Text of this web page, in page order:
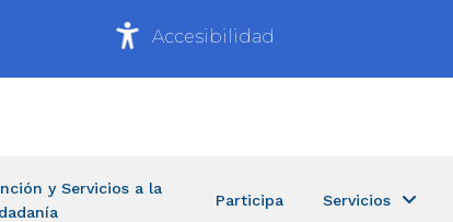
Accesibilidad
y Servicios a la
Participa Servicios